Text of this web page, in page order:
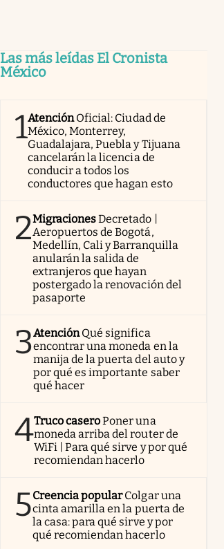
Las más leídas El Cronista
México
1AtenciónOficial: Ciudad de
México, Monterrey,
Guadalajara, Puebla y Tijuana
cancelarán la licencia de
conducir a todos los
conductores que hagan esto
2MigracionesDecretado |
Aeropuertos de Bogotá,
Medellín, Cali y Barranquilla
anularán la salida de
extranjeros que hayan
postergado la renovación del
pasaporte
3AtenciónQué significa
encontrar una moneda en la
manija de la puerta del auto y
por qué es importante saber
qué hacer
4Truco caseroPoner una
moneda arriba del router de
WiFi | Para qué sirve y por qué
recomiendan hacerlo
5Creencia popularColgar una
cinta amarilla en la puerta de
la casa: para qué sirve y por
qué recomiendan hacerlo